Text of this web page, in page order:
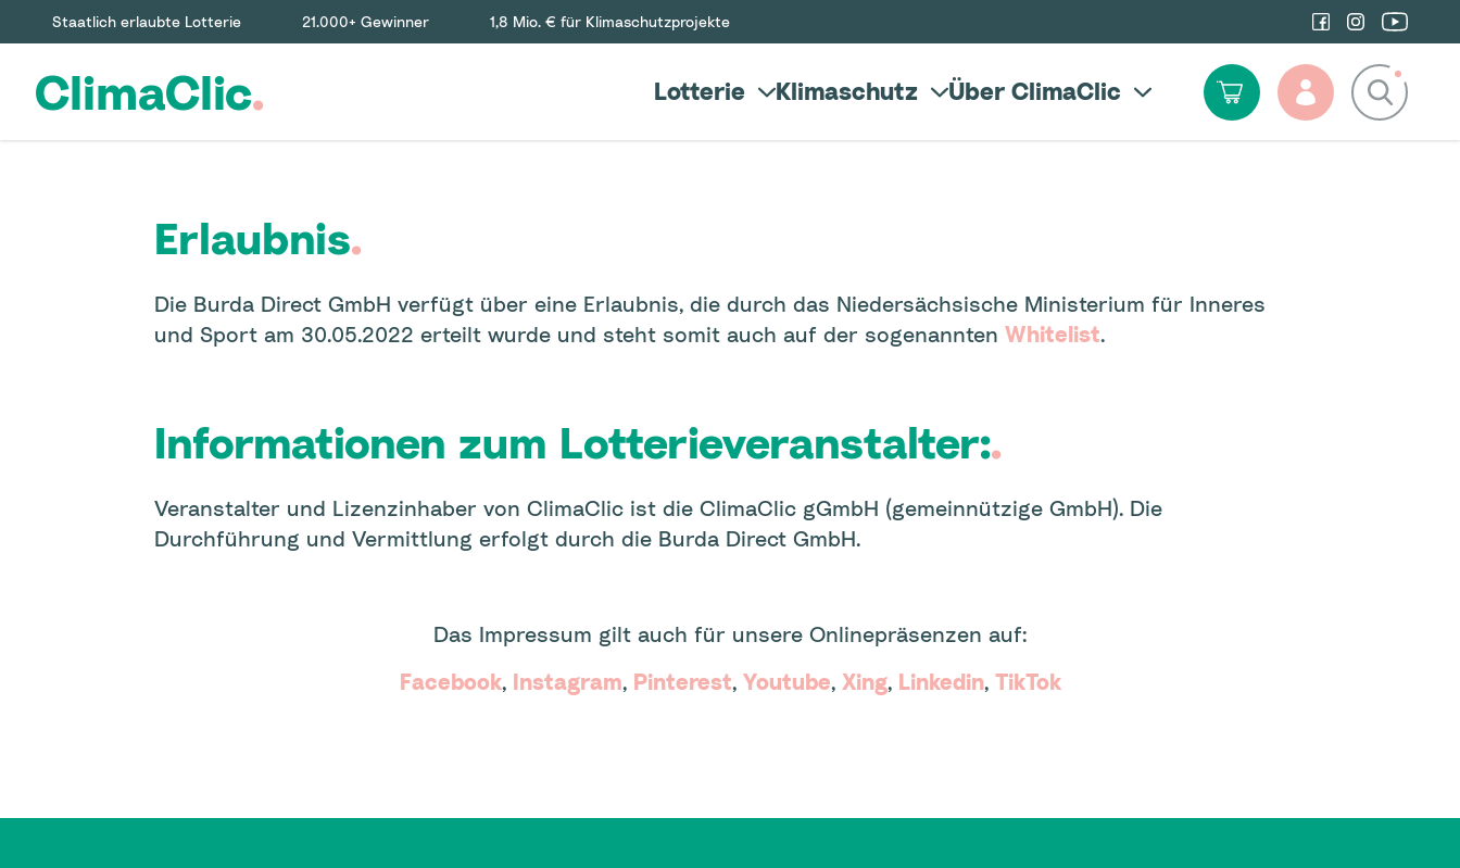
Staatlich erlaubte Lotterie 21.000+ Gewinner 1,8 Mio. € für Klimaschutzprojekte
ClimaClic. Lotterie Klimaschutz Über ClimaClic
Erlaubnis.
Die Burda Direct GmbH verfügt über eine Erlaubnis, die durch das Niedersächsische Ministerium für Inneres
und Sport am 30.05.2022 erteilt wurde und steht somit auch auf der sogenannten Whitelist.
Informationen zum Lotterieveranstalter:.
Veranstalter und Lizenzinhaber von ClimaClic ist die ClimaClic gGmbH (gemeinnützige GmbH). Die
Durchführung und Vermittlung erfolgt durch die Burda Direct GmbH.
Das Impressum gilt auch für unsere Onlinepräsenzen auf:
Facebook, Instagram, Pinterest, Youtube, Xing, Linkedin, TikTok